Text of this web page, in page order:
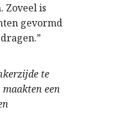
Zoveel is
gevormd
te
een